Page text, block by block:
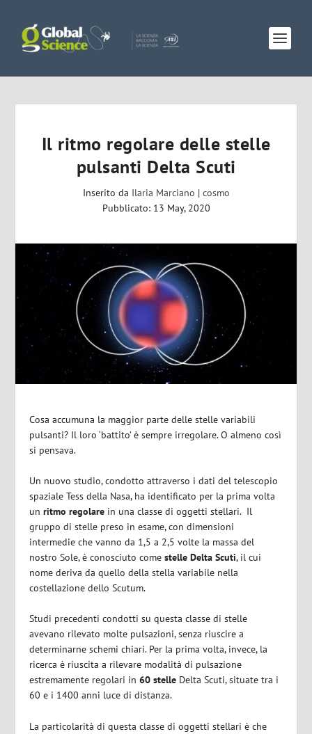
Il ritmo regolare delle stelle
pulsanti Delta Scuti
Inserito da Ilaria Marciano | cosmo
Pubblicato: 13 May, 2020
Cosa accumuna la maggior parte delle stelle variabili
pulsanti? Il loro ‘battito’ è sempre irregolare. O almeno così
si pensava.
Un nuovo studio, condotto attraverso i dati del telescopio
spaziale Tess della Nasa, ha identificato per la prima volta
unritmo regolare in una classe di oggetti stellari. Il
gruppo di stelle preso in esame, con dimensioni
intermedie che vanno da 1,5 a 2,5 volte la massa del
nostro Sole, è conosciuto come stelle Delta Scuti, il cui
nome deriva da quello della stella variabile nella
costellazione dello Scutum.
Studi precedenti condotti su questa classe di stelle
avevano rilevato molte pulsazioni, senza riuscire a
determinarne schemi chiari. Per la prima volta, invece, la
ricerca è riuscita a rilevare modalità di pulsazione
estremamente regolari in 60 stelle Delta Scuti, situate tra i
60 e i 1400 anni luce di distanza.
La particolarità di questa classe di oggetti stellari è che